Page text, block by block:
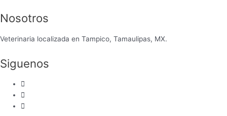
Nosotros
Veterinaria localizada en Tampico, Tamaulipas, MX.
Siguenos